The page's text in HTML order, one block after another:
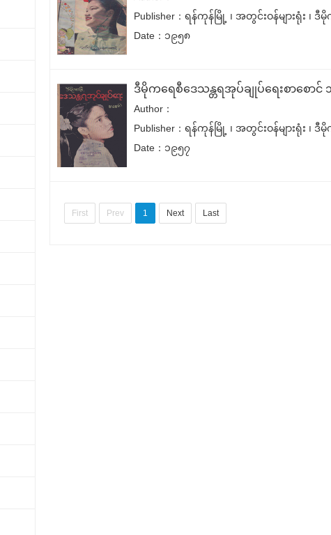
Publisher：ရန်ကုန်မြို့ ၊ အတွင်းဝန်များရုံး
Date：၁၉၅၈
ဒီမိုကရေစီဒေသန္တရအုပ်ချုပ်ရေးစာစော
Author：
Publisher：ရန်ကုန်မြို့ ၊ အတွင်းဝန်များရုံး
Date：၁၉၅၇
First Prev 1 Next Last